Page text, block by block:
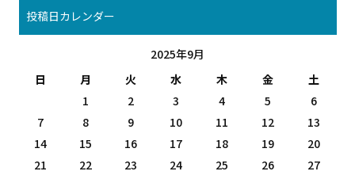
投稿日カレンダー
2025年9月
日
月 火 水 木 金
土
1
2 3 4 5
6
7
8 9 10 11 12
13
14
15 16 17 18 19
20
21
22 23 24 25 26 27